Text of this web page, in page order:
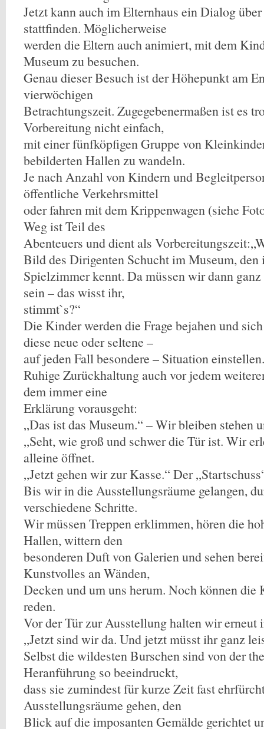
Jetzt kann auch im Elternhaus ein Dialog
stattfinden. Möglicherweise
werden die Eltern auch animiert, mit dem
Museum zu besuchen.
Genau dieser Besuch ist der Höhepunkt am
vierwöchigen
Betrachtungszeit. Zugegebenermaßen ist es
Vorbereitung nicht einfach,
mit einer fünfköpfigen Gruppe von
bebilderten Hallen zu wandeln.
Je nach Anzahl von Kindern und
öffentliche Verkehrsmittel
oder fahren mit dem Krippenwagen (siehe
Weg ist Teil des
Abenteuers und dient als
Bild des Dirigenten Schucht im Museum,
Spielzimmer kennt. Da müssen wir dann
sein – das wisst ihr,
stimmt`s?“
Die Kinder werden die Frage bejahen und
diese neue oder seltene –
auf jeden Fall besondere – Situation einstellen.
Ruhige Zurückhaltung auch vor jedem
dem immer eine
Erklärung vorausgeht:
„Das ist das Museum.“ – Wir bleiben stehen
„Seht, wie groß und schwer die Tür ist. Wir
alleine öffnet.
„Jetzt gehen wir zur Kasse.“ Der
Bis wir in die Ausstellungsräume gelangen,
verschiedene Schritte.
Wir müssen Treppen erklimmen, hören die
Hallen, wittern den
besonderen Duft von Galerien und sehen
Kunstvolles an Wänden,
Decken und um uns herum. Noch können die
reden.
Vor der Tür zur Ausstellung halten wir erneut
„Jetzt sind wir da. Und jetzt müsst ihr ganz
Selbst die wildesten Burschen sind von der
Heranführung so beeindruckt,
dass sie zumindest für kurze Zeit fast
Ausstellungsräume gehen, den
Blick auf die imposanten Gemälde gerichtet